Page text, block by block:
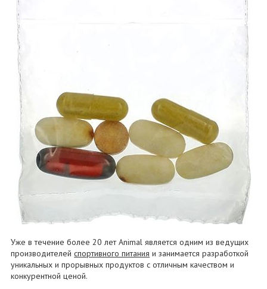
Уже в течение более 20 лет Animal является одним из ведущих
производителейспортивного питания и занимается разработкой
уникальных и прорывных продуктов с отличным качеством и
конкурентной ценой.